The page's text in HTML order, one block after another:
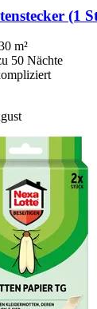
(1
m²
50 Nächte